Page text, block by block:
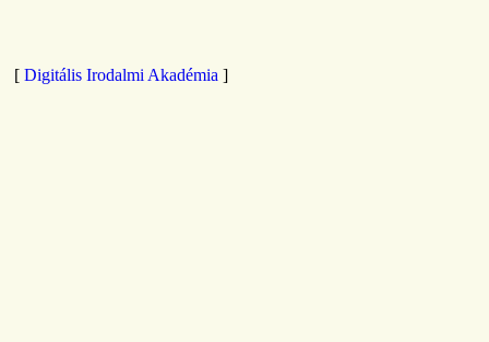
[Digitális Irodalmi Akadémia ]